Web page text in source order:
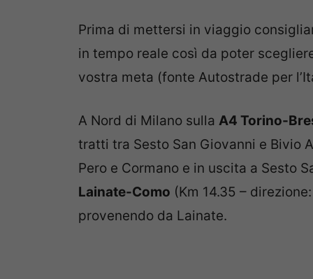
Prima di mettersi in viaggio
in tempo reale così da poter
vostra meta (fonte Autostrade per
A Nord di Milano sulla A4 Torino-
tratti tra Sesto San Giovanni e Bivio
Pero e Cormano e in uscita a Sesto
Lainate-Como (Km 14.35 –
provenendo da Lainate.